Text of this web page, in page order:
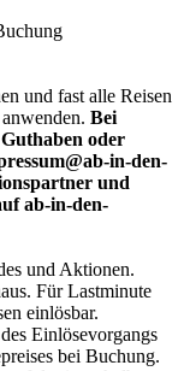
und fast alle Reisen
Bei
oder
in-den-
und
ab-in-den-
und Aktionen.
Für Lastminute
einlösbar.
Einlösevorgangs
bei Buchung.